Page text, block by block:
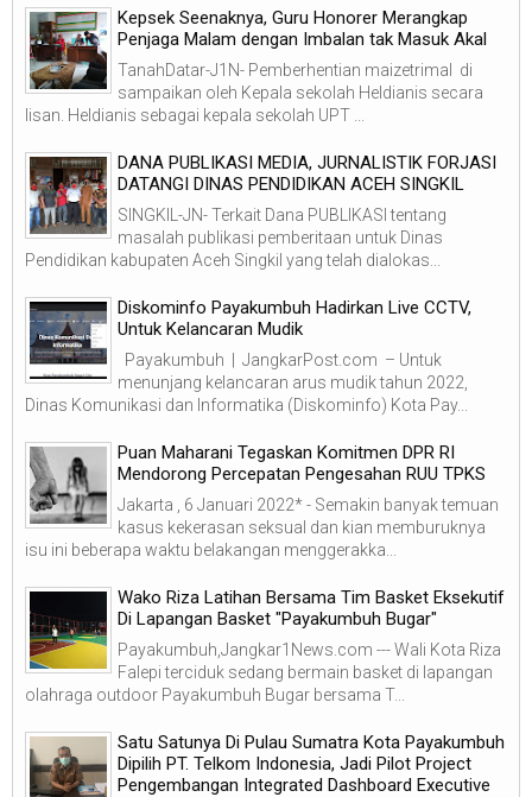
Kepsek Seenaknya, Guru Honorer Merangkap
Penjaga Malam dengan Imbalan tak Masuk Akal
TanahDatar-J1N- Pemberhentian maizetrimal di
sampaikan oleh Kepala sekolah Heldianis secara
lisan. Heldianis sebagai kepala sekolah UPT ...
DANA PUBLIKASI MEDIA, JURNALISTIK FORJASI
DATANGI DINAS PENDIDIKAN ACEH SINGKIL
SINGKIL-JN- Terkait Dana PUBLIKASI tentang
masalah publikasi pemberitaan untuk Dinas
Pendidikan kabupaten Aceh Singkil yang telah dialokas...
Diskominfo Payakumbuh Hadirkan Live CCTV,
Untuk Kelancaran Mudik
Payakumbuh | JangkarPost.com – Untuk
menunjang kelancaran arus mudik tahun 2022,
Dinas Komunikasi dan Informatika (Diskominfo) Kota Pay...
Puan Maharani Tegaskan Komitmen DPR RI
Mendorong Percepatan Pengesahan RUU TPKS
Jakarta , 6 Januari 2022* - Semakin banyak temuan
kasus kekerasan seksual dan kian memburuknya
isu ini beberapa waktu belakangan menggerakka...
Wako Riza Latihan Bersama Tim Basket Eksekutif
Di Lapangan Basket "Payakumbuh Bugar"
Payakumbuh,Jangkar1News.com --- Wali Kota Riza
Falepi terciduk sedang bermain basket di lapangan
olahraga outdoor Payakumbuh Bugar bersama T...
Satu Satunya Di Pulau Sumatra Kota Payakumbuh
Dipilih PT. Telkom Indonesia, Jadi Pilot Project
Pengembangan Integrated Dashboard Executive